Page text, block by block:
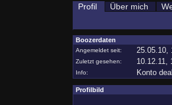
Profil Über mich
Boozerdaten
Angemeldet seit: 25.05.10,
Zuletzt gesehen: 10.12.11,
Info: Konto
Profilbild